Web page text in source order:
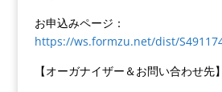
お申込みページ：
https://ws.formzu.net/dist/
【オーガナイザー＆お問い合わせ先】